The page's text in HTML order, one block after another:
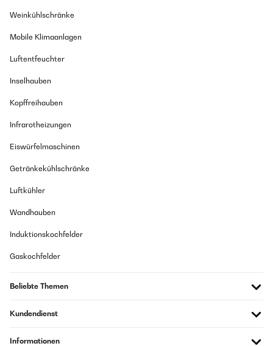
Weinkühlschränke
Mobile Klimaanlagen
Luftentfeuchter
Inselhauben
Kopffreihauben
Infrarotheizungen
Eiswürfelmaschinen
Getränkekühlschränke
Luftkühler
Wandhauben
Induktionskochfelder
Gaskochfelder
Beliebte Themen
Kundendienst
Informationen